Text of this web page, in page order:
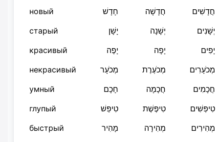
новый
חָדָשׁ חֲדָשָׁה
חֲדָשִׁים
старый
יָשָׁן יְשָׁנָה
יְשָׁנִים
красивый
יָפֶה יָפָה
יָפִים
некрасивый
מְכֹעָר מְכֹעֶרֶת
מְכֹעָרִים
умный
חָכָם חֲכָמָה
חֲכָמִים
глупый
טִיפֵּשׁ טִיפֶּשֶׁת
טִיפְּשִׁים
быстрый
מָהִיר מְהִירָה
מְהִירִים